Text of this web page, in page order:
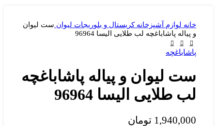
خانه لوازم آشپزخانهکریستال و بلوریجات لیوان ست لیوان
و پیاله پاشاباغچه لب طلایی الیسا 96964
پاشاباغچه
ست لیوان و پیاله پاشاباغچه
لب طلایی الیسا 96964
1,940,000 تومان